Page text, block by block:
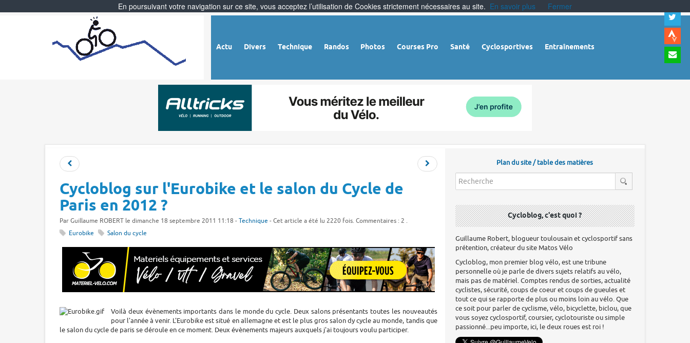
Actu Divers Technique Randos Photos Courses Pro Santé Cyclosportives Entraînements
à
Cycloblog sur l'Eurobike et le salon du Cycle de
Paris en 2012 ?
Par Guillaume ROBERT le dimanche 18 septembre 2011 11:18 - Technique - Cet article a été lu 2220 fois. Commentaires : 2 .
Eurobike
Salon du cycle
Voilà deux évènements importants dans le monde du cycle. Deux salons présentants toutes les nouveautés
pour l'année à venir. L'Eurobike est situé en allemagne et est le plus gros salon dy cycle au monde, tandis que
le salon du cycle de paris se déroule en ce moment. Deux évènements majeurs auxquels j'ai toujours voulu participer.
Plan du site / table des matières
Cycloblog, c'est quoi ?
Guillaume Robert, blogueur toulousain et cyclosportif sans
prétention, créateur du site Matos Vélo
Cycloblog, mon premier blog vélo, est une tribune
personnelle où je parle de divers sujets relatifs au vélo,
mais pas de matériel. Comptes rendus de sorties, actualité
cyclistes, sécurité, coups de coeur et coups de gueules et
tout ce qui se rapporte de plus ou moins loin au vélo. Que
ce soit pour parler de cyclisme, vélo, bicyclette, biclou, que
vous soyez cyclosportif, coursier, cyclotouriste ou simple
passionné...peu importe, ici, le deux roues est roi !
En poursuivant votre navigation sur ce site, vous acceptez l’utilisation de Cookies strictement nécessaires au site. En savoir plus Fermer